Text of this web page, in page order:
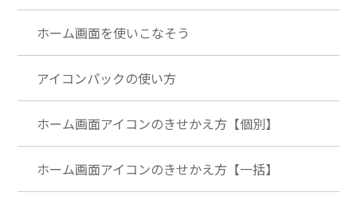
ホーム画面を使いこなそう
アイコンパックの使い方
ホーム画面アイコンのきせかえ方【個別】
ホーム画面アイコンのきせかえ方【一括】